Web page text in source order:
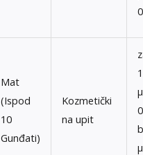
Mat
(Ispod
10
Gunđati)
Kozmetički
na upit